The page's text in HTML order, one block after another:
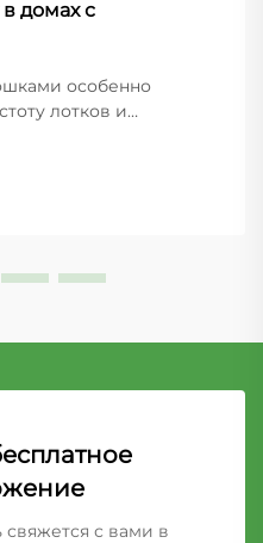
домах с
особенно
лотков и
с вами в